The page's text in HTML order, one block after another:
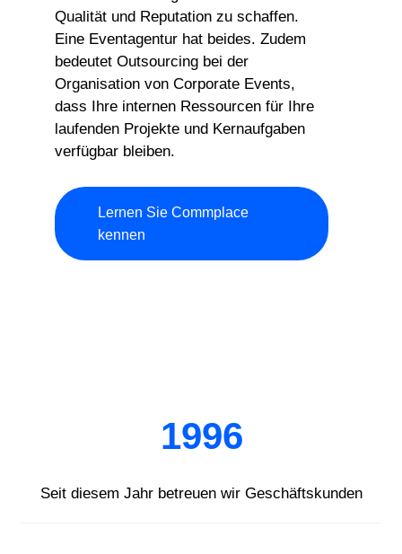
Qualität und Reputation zu schaffen.
Eine Eventagentur hat beides. Zudem
bedeutet Outsourcing bei der
Organisation von Corporate Events,
dass Ihre internen Ressourcen für Ihre
laufenden Projekte und Kernaufgaben
verfügbar bleiben.
Lernen Sie Commplace
kennen
1996
Seit diesem Jahr betreuen wir Geschäftskunden